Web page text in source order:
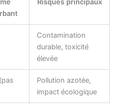
Risques principaux
Contamination
durable, toxicité
élevée
Pollution azotée,
impact écologique